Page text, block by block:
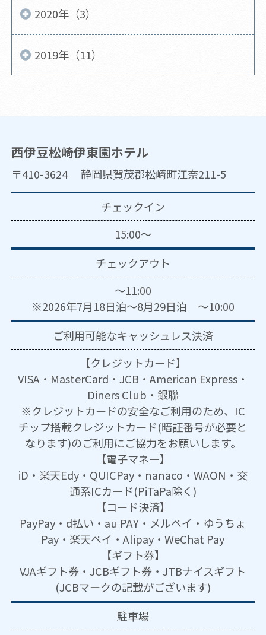
2020年（3）
2019年（11）
西伊豆松崎伊東園ホテル
〒410-3624 静岡県賀茂郡松崎町江奈211-5
チェックイン
15:00～
チェックアウト
～11:00
※2026年7月18日泊～8月29日泊 ～10:00
ご利用可能なキャッシュレス決済
【クレジットカード】
VISA・MasterCard・JCB・American Express・
Diners Club・銀聯
※クレジットカードの安全なご利用のため、IC
チップ搭載クレジットカード(暗証番号が必要と
なります)のご利用にご協力をお願いします。
【電子マネー】
iD・楽天Edy・QUICPay・nanaco・WAON・交
通系ICカード(PiTaPa除く)
【コード決済】
PayPay・d払い・au PAY・メルペイ・ゆうちょ
Pay・楽天ペイ・Alipay・WeChat Pay
【ギフト券】
VJAギフト券・JCBギフト券・JTBナイスギフト
(JCBマークの記載がございます)
駐車場